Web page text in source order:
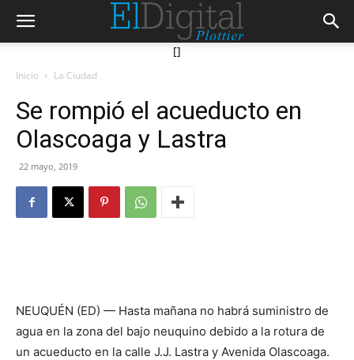
[]
Inicio La Ciudad
Se rompió el acueducto en
Olascoaga y Lastra
22 mayo, 2019
NEUQUÉN (ED) — Hasta mañana no habrá suministro de
agua en la zona del bajo neuquino debido a la rotura de
un acueducto en la calle J.J. Lastra y Avenida Olascoaga.